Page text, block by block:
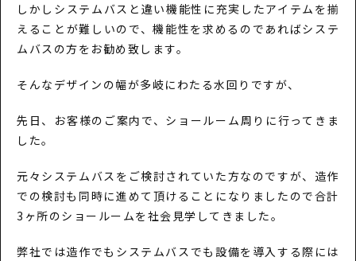
しかしシステムバスと違い機能性に充実したアイテムを揃
えることが難しいので、機能性を求めるのであればシステ
ムバスの方をお勧め致します。
そんなデザインの幅が多岐にわたる水回りですが、
先日、お客様のご案内で、ショールーム周りに行ってきま
した。
元々システムバスをご検討されていた方なのですが、造作
での検討も同時に進めて頂けることになりましたので合計
3ヶ所のショールームを社会見学してきました。
弊社では造作でもシステムバスでも設備を導入する際には